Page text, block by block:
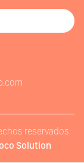
reservados.
Solution